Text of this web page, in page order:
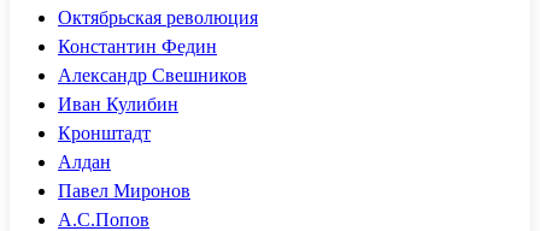
Октябрьская революция
Константин Федин
Александр Свешников
Иван Кулибин
Кронштадт
Алдан
Павел Миронов
А.С.Попов